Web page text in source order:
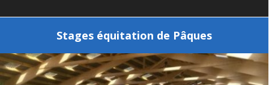
Stages équitation de Pâques